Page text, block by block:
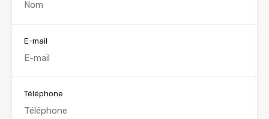
E-mail
Téléphone